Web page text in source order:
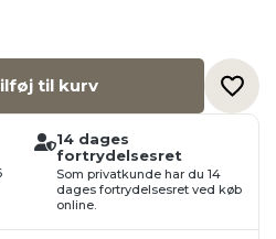
til kurv
14 dages
fortrydelsesret
Som privatkunde har du 14
dages fortrydelsesret ved køb
online.